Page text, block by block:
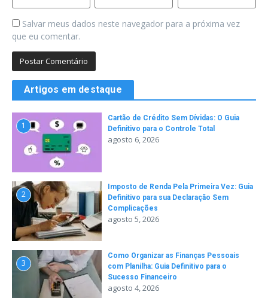
Salvar meus dados neste navegador para a próxima vez
que eu comentar.
Artigos em destaque
1
Cartão de Crédito Sem Dívidas: O Guia
Definitivo para o Controle Total
agosto 6, 2026
2
Imposto de Renda Pela Primeira Vez: Guia
Definitivo para sua Declaração Sem
Complicações
agosto 5, 2026
3
Como Organizar as Finanças Pessoais
com Planilha: Guia Definitivo para o
Sucesso Financeiro
agosto 4, 2026